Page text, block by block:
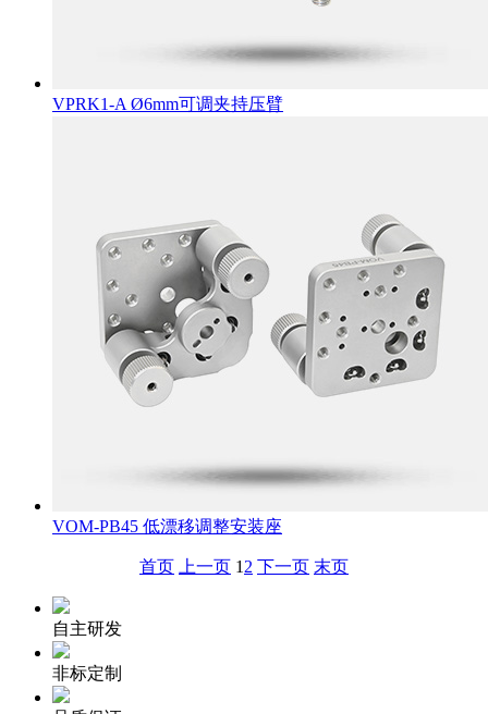
VPRK1-A Ø6mm可调夹持压臂
VOM-PB45 低漂移调整安装座
首页 上一页 12 下一页 末页
自主研发
非标定制